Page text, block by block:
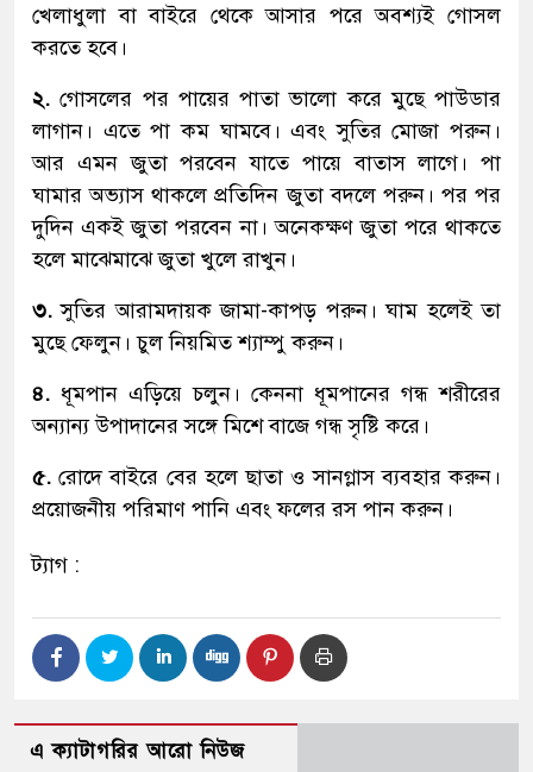
খেলাধুলা বা বাইরে থেকে আসার পরে অবশ্যই গোসল
করতে হবে।
২. গোসলের পর পায়ের পাতা ভালো করে মুছে পাউডার
লাগান। এতে পা কম ঘামবে। এবং সুতির মোজা পরুন।
আর এমন জুতা পরবেন যাতে পায়ে বাতাস লাগে। পা
ঘামার অভ্যাস থাকলে প্রতিদিন জুতা বদলে পরুন। পর পর
দুদিন একই জুতা পরবেন না। অনেকক্ষণ জুতা পরে থাকতে
হলে মাঝেমাঝে জুতা খুলে রাখুন।
৩. সুতির আরামদায়ক জামা-কাপড় পরুন। ঘাম হলেই তা
মুছে ফেলুন। চুল নিয়মিত শ্যাম্পু করুন।
৪. ধূমপান এড়িয়ে চলুন। কেননা ধূমপানের গন্ধ শরীরের
অন্যান্য উপাদানের সঙ্গে মিশে বাজে গন্ধ সৃষ্টি করে।
৫. রোদে বাইরে বের হলে ছাতা ও সানগ্লাস ব্যবহার করুন।
প্রয়োজনীয় পরিমাণ পানি এবং ফলের রস পান করুন।
ট্যাগ :
এ ক্যাটাগরির আরো নিউজ